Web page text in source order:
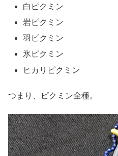
白ピクミン
岩ピクミン
羽ピクミン
氷ピクミン
ヒカリピクミン
つまり、ピクミン全種。